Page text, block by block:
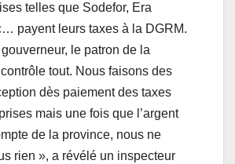
telles que Sodefor, Era
payent leurs taxes à la DGRM.
gouverneur, le patron de la
tout. Nous faisons des
dès paiement des taxes
mais une fois que l’argent
de la province, nous ne
rien », a révélé un inspecteur